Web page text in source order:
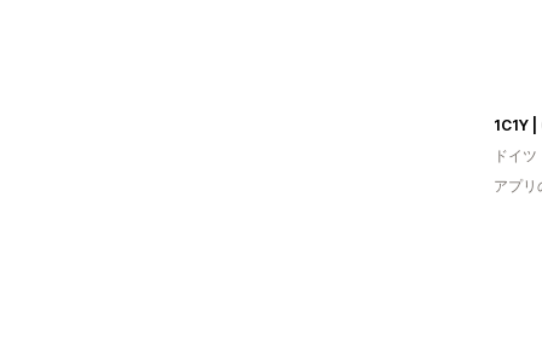
ドイツ
アプリ